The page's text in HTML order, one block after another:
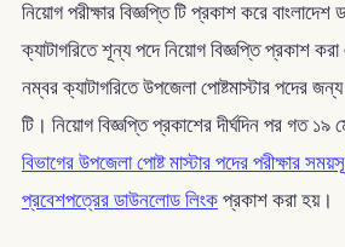
নিয়োগ পরীক্ষার বিজ্ঞপ্তি টি প্রকাশ করে
ক্যাটাগরিতে শূন্য পদে নিয়োগ বিজ্ঞপ্তি প্রকাশ
নম্বর ক্যাটাগরিতে উপজেলা পোষ্টমাস্টার পদের
টি। নিয়োগ বিজ্ঞপ্তি প্রকাশের দীর্ঘদিন পর গত ১৯
বিভাগের উপজেলা পোষ্ট মাস্টার পদের পরীক্ষার
প্রবেশপত্রের ডাউনলোড লিংকপ্রকাশ করা হয়।